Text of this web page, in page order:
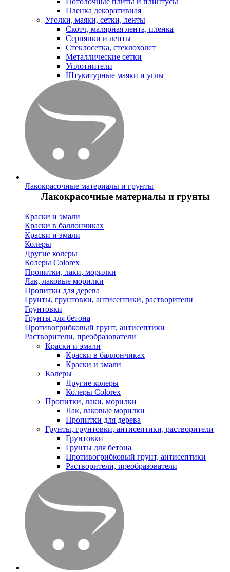
Пленка декоративная
Уголки, маяки, сетки, ленты
Скотч, малярная лента, пленка
Серпянки и ленты
Стеклосетка, стеклохолст
Металлические сетки
Уплотнители
Штукатурные маяки и углы
Лакокрасочные материалы и грунты
Лакокрасочные материалы и грунты
Краски и эмали
Краски в баллончиках
Краски и эмали
Колеры
Другие колеры
Колеры Colorex
Пропитки, лаки, морилки
Лак, лаковые морилки
Пропитки для дерева
Грунты, грунтовки, антисептики, растворители
Грунтовки
Грунты для бетона
Противогрибковый грунт, антисептики
Растворители, преобразователи
Краски и эмали
Краски в баллончиках
Краски и эмали
Колеры
Другие колеры
Колеры Colorex
Пропитки, лаки, морилки
Лак, лаковые морилки
Пропитки для дерева
Грунты, грунтовки, антисептики, растворители
Грунтовки
Грунты для бетона
Противогрибковый грунт, антисептики
Растворители, преобразователи